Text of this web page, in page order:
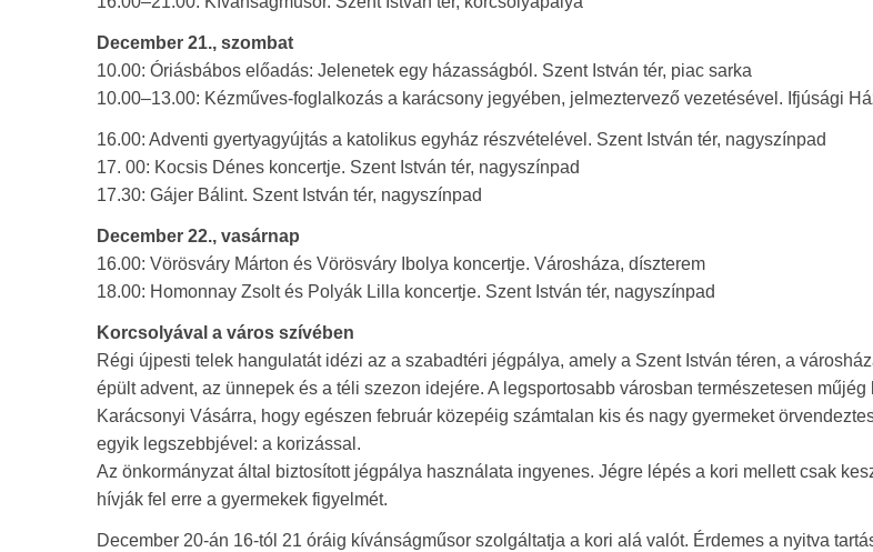
December 21., szombat
10.00: Óriásbábos előadás: Jelenetek egy házasságból. Szent István tér, piac sarka
10.00–13.00: Kézműves-foglalkozás a karácsony jegyében, jelmeztervező vezetésével. Ifjúsági
16.00: Adventi gyertyagyújtás a katolikus egyház részvételével. Szent István tér, nagyszínpad
17. 00: Kocsis Dénes koncertje. Szent István tér, nagyszínpad
17.30: Gájer Bálint. Szent István tér, nagyszínpad
December 22., vasárnap
16.00: Vörösváry Márton és Vörösváry Ibolya koncertje. Városháza, díszterem
18.00: Homonnay Zsolt és Polyák Lilla koncertje. Szent István tér, nagyszínpad
Korcsolyával a város szívében
Régi újpesti telek hangulatát idézi az a szabadtéri jégpálya, amely a Szent István téren, a
épült advent, az ünnepek és a téli szezon idejére. A legsportosabb városban természetesen műjég
Karácsonyi Vásárra, hogy egészen február közepéig számtalan kis és nagy gyermeket
egyik legszebbjével: a korizással.
Az önkormányzat által biztosított jégpálya használata ingyenes. Jégre lépés a kori mellett csak
hívják fel erre a gyermekek figyelmét.
December 20-án 16-tól 21 óráig kívánságműsor szolgáltatja a kori alá valót. Érdemes a nyitva